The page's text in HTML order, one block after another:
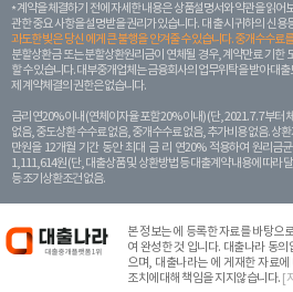
계약을 체결하기 전에 자세한 내용은 상품설명서와 약관을 읽어
관한 중요 사항을 설명받을 권리가 있습니다. 대 출 시 귀하의 신
과도한 빚은 당신 에게 큰 불행을 안겨줄 수 있습니다. 중개수수료
분할상환금 또는 분할상환원리금이 연체될 경우, 계약만료 기한
할 수 있습니다. 대부중개업체는 금융회사의 업무위탁을 받아 대
제 계약체결의 권한은 없습니다.
금리 연20% 이내 (연체이자율 포함 20% 이내) (단, 2021. 7. 7부터
없음, 중도상환 수수료 없음, 중개수수료 없음, 추가비용 없음. 상환
만원을 12개월 기간 동안 최대 금 리 연20% 적용하여 원리금
1,111,614원 (단, 대출상품 및 상환방법 등 대출계약 내용에 따라
등 조기상환조건 없음.
본 정보는에 등록한 자료를 바탕으
여 완성한 것 입니다. 대출나라 동
으며, 대출나라는 에 게재한 자료
조치에대해 책임을 지지않습니다. [